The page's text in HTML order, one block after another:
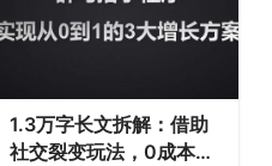
1.3万字长文拆解：借助
社交裂变玩法，0成本获